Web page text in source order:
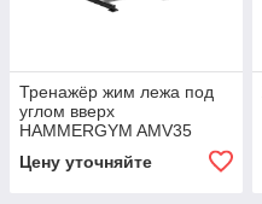
Тренажёр жим лежа под
углом вверх
HAMMERGYM AMV35
Цену уточняйте